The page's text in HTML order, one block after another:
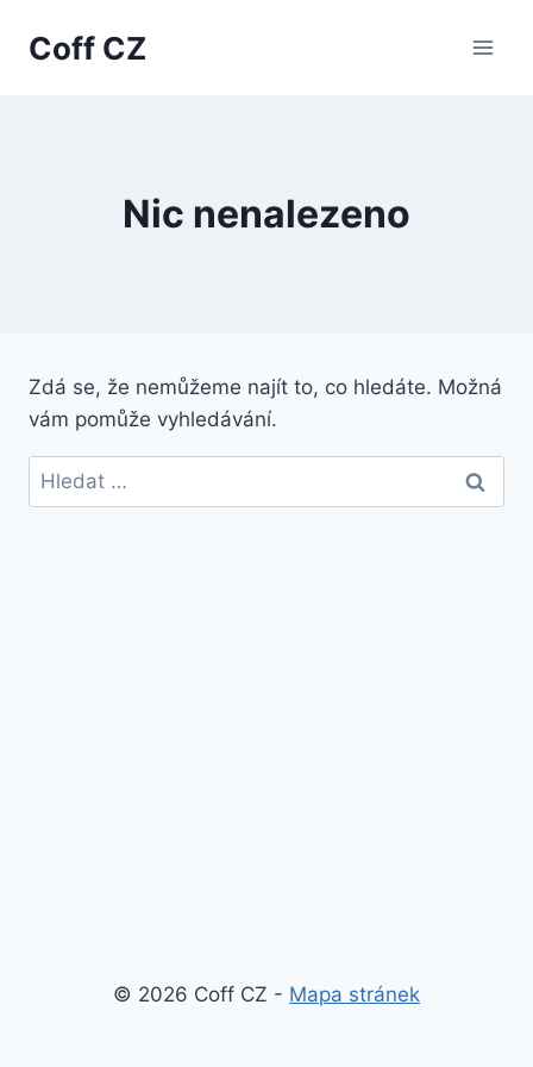
Coff CZ
Nic nenalezeno
Zdá se, že nemůžeme najít to, co hledáte. Možná
vám pomůže vyhledávání.
Vyhledávání
© 2026 Coff CZ - Mapa stránek